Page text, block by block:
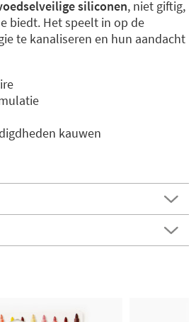
siliconen, niet giftig,
biedt. Het speelt in op de
te kanaliseren en hun aandacht
kauwen